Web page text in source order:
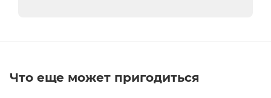
Что еще может пригодиться